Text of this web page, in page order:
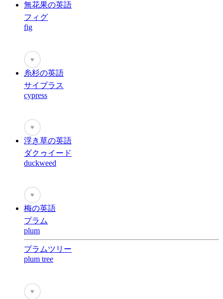
無花果の英語
フィグ
fig
♥
糸杉の英語
サイプラス
cypress
♥
浮き草の英語
ダクゥイード
duckweed
♥
梅の英語
プラム
plum
プラムツリー
plum tree
♥